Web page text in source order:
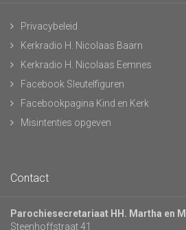
Privacybeleid
Kerkradio H. Nicolaas Baarn
Kerkradio H. Nicolaas Eemnes
Facebook Sleutelfiguren
Facebookpagina Kind en Kerk
Misintenties opgeven
Contact
Parochiesecretariaat HH. Martha en
Steenhoffstraat 41